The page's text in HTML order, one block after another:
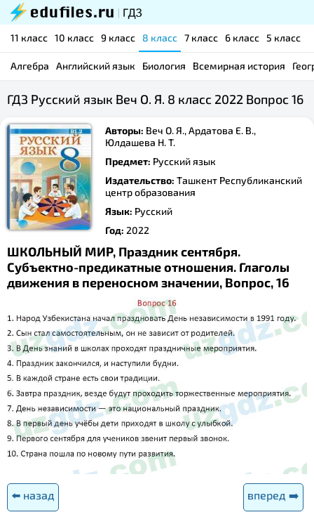
11 класс 10 класс 9 класс 8 класс 7 класс 6 класс 5 класс
Алгебра Английский язык Биология Всемирная история
ГДЗ Русский язык Веч О. Я. 8 класс 2022 Вопрос 16
Авторы: Веч О. Я., Ардатова Е. В.,
Юлдашева Н. Т.
Предмет: Русский язык
Издательство: Ташкент Республиканский
центр образования
Язык: Русский
Год: 2022
ШКОЛЬНЫЙ МИР, Праздник сентября.
Субъектно-предикатные отношения. Глаголы
движения в переносном значении, Вопрос, 16
⬅️ назад вперед ➡️